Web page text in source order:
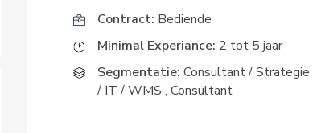
Contract: Bediende
Minimal Experiance: 2 tot 5 jaar
Segmentatie: Consultant / Strategie
/ IT / WMS , Consultant